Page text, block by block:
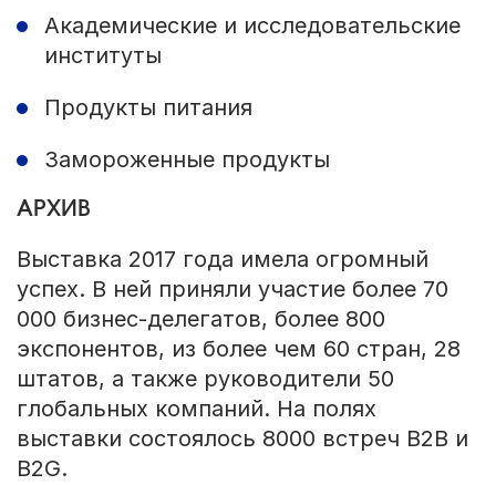
Академические и исследовательские
институты
Продукты питания
Замороженные продукты
АРХИВ
Выставка 2017 года имела огромный
успех. В ней приняли участие более 70
000 бизнес-делегатов, более 800
экспонентов, из более чем 60 стран, 28
штатов, а также руководители 50
глобальных компаний. На полях
выставки состоялось 8000 встреч B2B и
B2G.